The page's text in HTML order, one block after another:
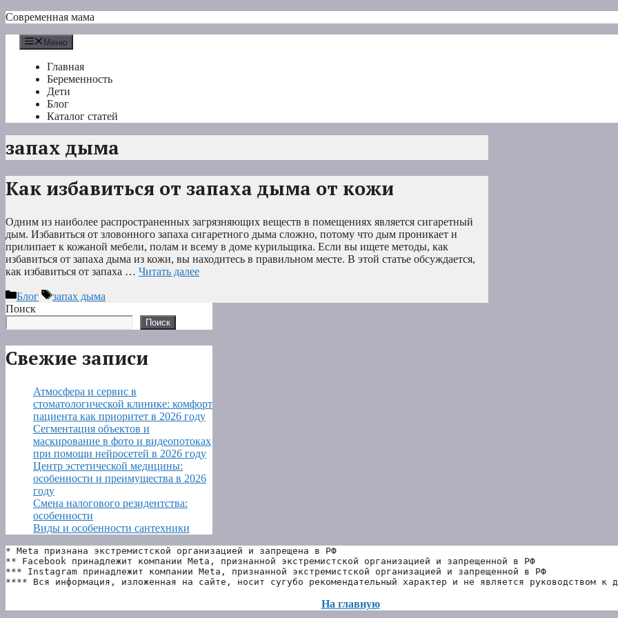
Перейти
содержимому
Современная мама
Меню
Главная
Беременность
Дети
Блог
Каталог статей
запах дыма
Как избавиться от запаха дыма от кожи
Одним из наиболее распространенных загрязняющих веществ в помещениях является сигаретный
дым. Избавиться от зловонного запаха сигаретного дыма сложно, потому что дым проникает и
прилипает к кожаной мебели, полам и всему в доме курильщика. Если вы ищете методы, как
избавиться от запаха дыма из кожи, вы находитесь в правильном месте. В этой статье обсуждается,
как избавиться от запаха … Читать далее
Рубрики
Блог Метки
запах дыма
Поиск
Поиск
Свежие записи
Атмосфера и сервис в
стоматологической клинике: комфорт
пациента как приоритет в 2026 году
Сегментация объектов и
маскирование в фото и видеопотоках
при помощи нейросетей в 2026 году
Центр эстетической медицины:
особенности и преимущества в 2026
году
Смена налогового резидентства:
особенности
Виды и особенности сантехники
* Meta признана экстремистской организацией и запрещена в РФ
** Facebook принадлежит компании Meta, признанной экстремистской организацией и запрещенной в РФ
*** Instagram принадлежит компании Meta, признанной экстремистской организацией и запрещенной в РФ
**** Вся информация, изложенная на сайте, носит сугубо рекомендательный характер и не является руководством к
На главную